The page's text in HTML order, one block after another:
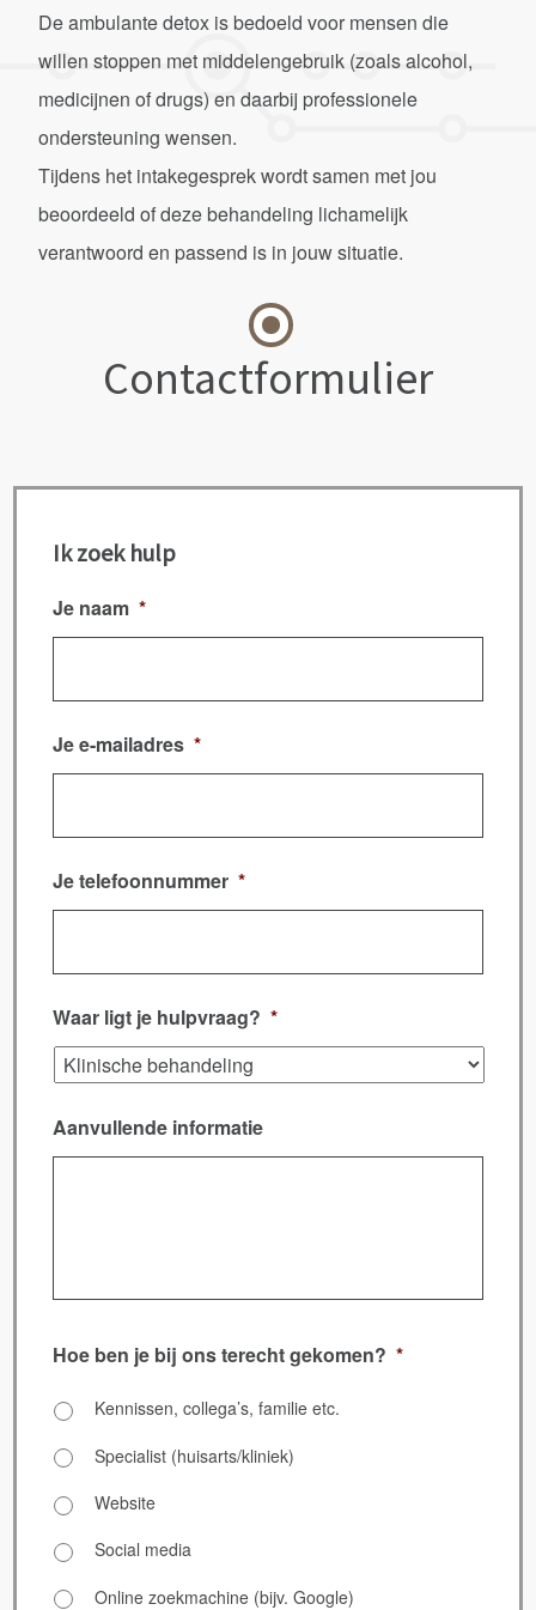
De ambulante detox is bedoeld voor mensen die
willen stoppen met middelengebruik (zoals alcohol,
medicijnen of drugs) en daarbij professionele
ondersteuning wensen.
Tijdens het intakegesprek wordt samen met jou
beoordeeld of deze behandeling lichamelijk
verantwoord en passend is in jouw situatie.
Contactformulier
Ik zoek hulp
Je naam *
Je e-mailadres *
Je telefoonnummer *
Waar ligt je hulpvraag? *
Aanvullende informatie
Hoe ben je bij ons terecht gekomen? *
Kennissen, collega’s, familie etc.
Specialist (huisarts/kliniek)
Website
Social media
Online zoekmachine (bijv. Google)